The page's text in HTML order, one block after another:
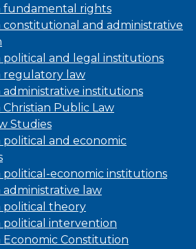
fundamental rights
constitutional and administrative
political and legal institutions
regulatory law
administrative institutions
Public Law
Studies
political and economic
political-economic institutions
administrative law
political theory
political intervention
Economic Constitution